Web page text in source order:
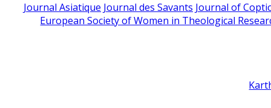
Journal Asiatique Journal des Savants Journal of
European Society of Women in Theological